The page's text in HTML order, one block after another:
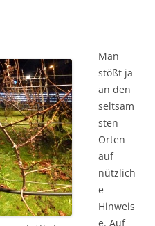
Man
stößt ja
an den
seltsam
sten
Orten
auf
nützlich
e
Hinweis
e. Auf